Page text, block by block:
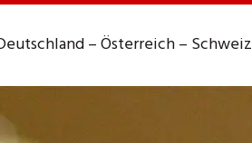
– Österreich – Schweiz